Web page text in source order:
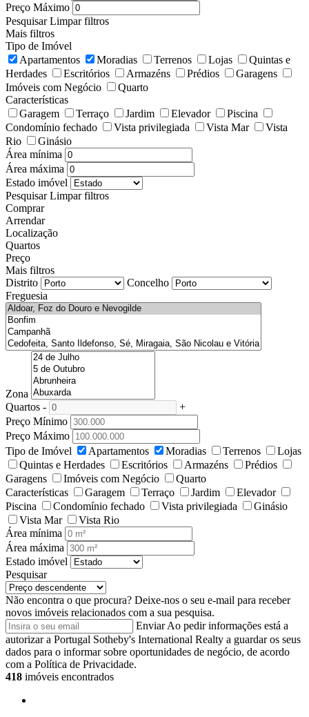
Preço Máximo
Pesquisar Limpar filtros
Mais filtros
Tipo de Imóvel
Apartamentos
Moradias Terrenos Lojas
Quintas e
Herdades
Escritórios Armazéns Prédios
Garagens
Imóveis com Negócio
Quarto
Características
Garagem
Terraço Jardim Elevador
Piscina
Condomínio fechado
Vista privilegiada Vista Mar
Vista
Rio
Ginásio
Área mínima
Área máxima
Estado imóvel
Pesquisar Limpar filtros
Comprar
Arrendar
Localização
Quartos
Preço
Mais filtros
Distrito
Concelho
Freguesia
Zona
Quartos -
+
Preço Mínimo
Preço Máximo
Tipo de Imóvel
Apartamentos Moradias Terrenos
Lojas
Quintas e Herdades
Escritórios Armazéns
Prédios
Garagens
Imóveis com Negócio
Quarto
Características
Garagem Terraço Jardim
Elevador
Piscina
Condomínio fechado Vista privilegiada
Ginásio
Vista Mar
Vista Rio
Área mínima
Área máxima
Estado imóvel
Pesquisar
Não encontra o que procura? Deixe-nos o seu e-mail para receber
novos imóveis relacionados com a sua pesquisa.
Enviar Ao pedir informações está a
autorizar a Portugal Sotheby's International Realty a guardar os seus
dados para o informar sobre oportunidades de negócio, de acordo
com a Política de Privacidade.
418 imóveis encontrados